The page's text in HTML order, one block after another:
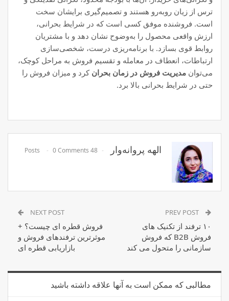
ترس از زیان روبه‌رو هستند و تصمیم‌گیری برایشان سخت
است. فروشنده موفق کسی است که در شرایط بحرانی،
ارزش واقعی محصول را به‌وضوح نشان دهد و با مشتریان
روابط قوی بسازد. با برنامه‌ریزی درست، شخصی‌سازی
ارتباطات، انعطاف در معامله و تقسیم فروش به مراحل کوچک،
می‌توان مدیریت فروش در زمان بحران کرد و میزان فروش را
حتی در شرایط بحرانی بالا برد.
الهه پروانه‌وار 48 Posts
0 Comments
۱۰ ترفند از تکنیک های
فروش B2B که فروش
سازمانی را متحول می کند
NEXT POST
فروش قطره ای چیست؟ +
موثرترین ترفندهای فروش و
بازاریابی قطره ای
مطالبی که ممکن است به آنها علاقه داشته باشید